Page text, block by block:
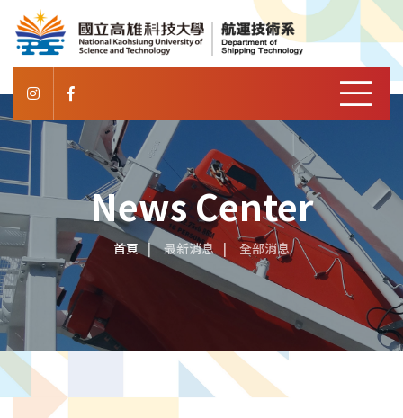
News Center
首頁 最新消息 全部消息